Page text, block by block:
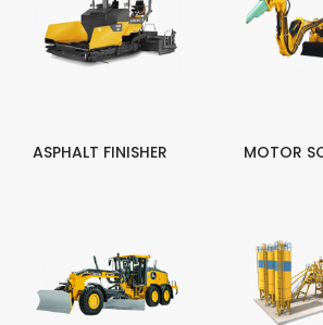
ASPHALT FINISHER MOTOR